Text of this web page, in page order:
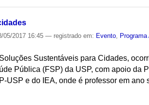
05/2017 16:45— registrado em: Evento
Sustentáveis para Cidades,
Pública (FSP) da USP, com apoio da
USP e do IEA, onde é professor em ano